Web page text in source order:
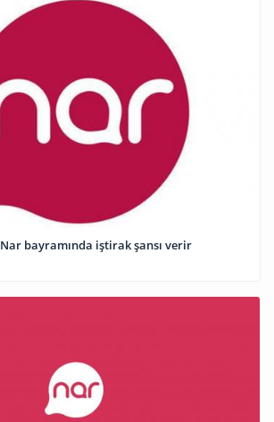
Nar abunəçilərinə Nar bayramında iştirak şansı verir